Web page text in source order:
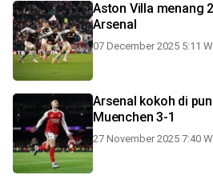
Aston Villa menang
Arsenal
07 December 2025 5:11
Arsenal kokoh di
Muenchen 3-1
27 November 2025 7:40